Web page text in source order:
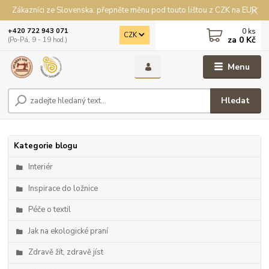
Zákazníci ze Slovenska: přepněte měnu pod touto lištou z CZK na EUR
Menu
CZK
Hledat
+420 722 943 071
(Po-Pá, 9 - 19 hod.)
0 ks
za 0 Kč
Kategorie blogu
Interiér
Inspirace do ložnice
Péče o textil
Jak na ekologické praní
Zdravě žít, zdravě jíst